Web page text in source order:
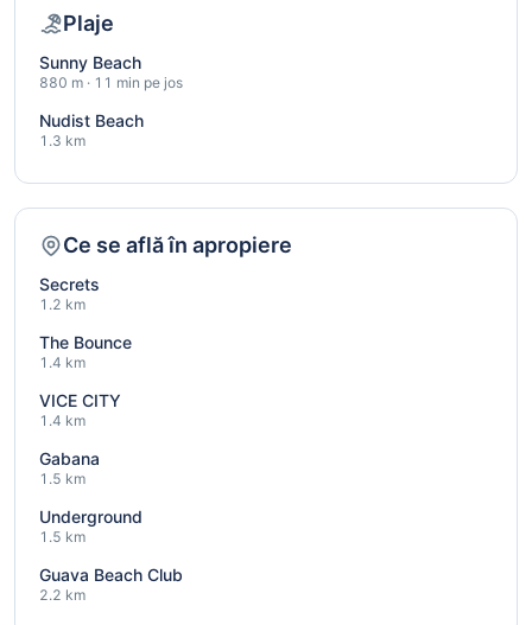
Plaje
Sunny Beach
880 m · 11 min pe jos
Nudist Beach
1.3 km
Ce se află în apropiere
Secrets
1.2 km
The Bounce
1.4 km
VICE CITY
1.4 km
Gabana
1.5 km
Underground
1.5 km
Guava Beach Club
2.2 km